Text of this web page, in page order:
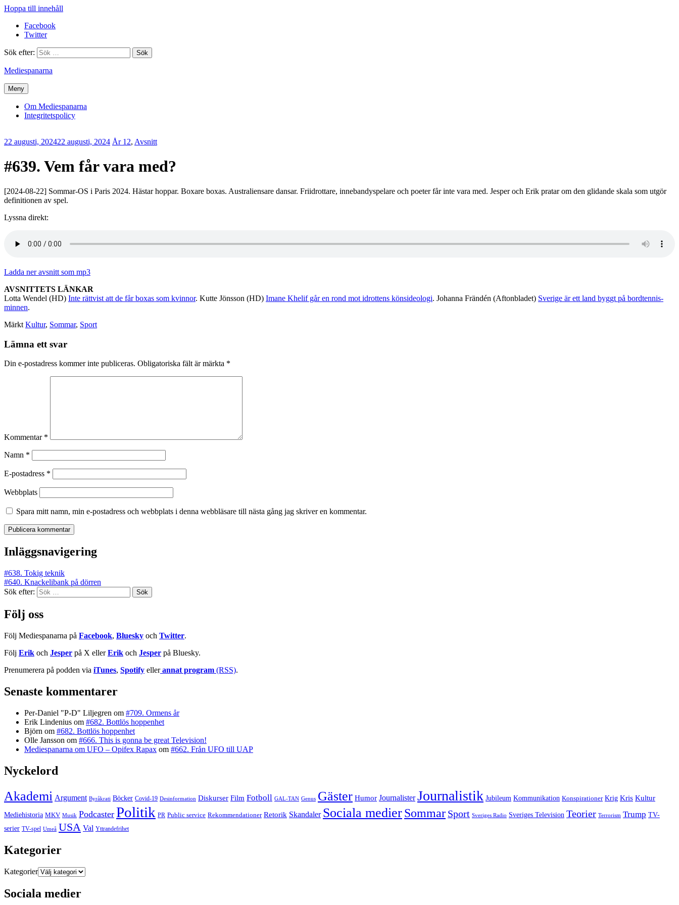
Hoppa till innehåll
Facebook
Twitter
Sök efter:
Mediespanarna
Meny
Om Mediespanarna
Integritetspolicy
22 augusti, 202422 augusti, 2024 Erik
År 12, Avsnitt
#639. Vem får vara med?
[2024-08-22] Sommar-OS i Paris 2024. Hästar hoppar. Boxare boxas. Australiensare dansar. Friidrottare, innebandyspelare och poeter får inte vara med. Jesper och Erik pratar om den glidande skala som utgör
definitionen av spel.
Lyssna direkt:
Ladda ner avsnitt som mp3
AVSNITTETS LÄNKAR
Lotta Wendel (HD) Inte rättvist att de får boxas som kvinnor. Kutte Jönsson (HD) Imane Khelif går en rond mot idrottens könsideologi. Johanna Frändén (Aftonbladet) Sverige är ett land byggt på bordtennis­
minnen.
Märkt Kultur, Sommar, Sport
Lämna ett svar
Din e-postadress kommer inte publiceras. Obligatoriska fält är märkta *
Kommentar *
Namn *
E-postadress *
Webbplats
Spara mitt namn, min e-postadress och webbplats i denna webbläsare till nästa gång jag skriver en kommentar.
Inläggsnavigering
#638. Tokig teknik
#640. Knackelibank på dörren
Sök efter:
Följ oss
Följ Mediespanarna på Facebook, Bluesky och Twitter.
Följ Erik och Jesper på X ellerErik och Jesper på Bluesky.
Prenumerera på podden via iTunes, Spotify eller annat program (RSS).
Senaste kommentarer
Per-Daniel "P-D" Liljegren om #709. Ormens år
Erik Lindenius om #682. Bottlös hoppenhet
Björn om #682. Bottlös hoppenhet
Olle Jansson om #666. This is gonna be great Television!
Mediespanarna om UFO – Opifex Rapax om #662. Från UFO till UAP
Nyckelord
Akademi Argument Byråkrati Böcker Covid-19 Desinformation Diskurser Film Fotboll GAL-TAN Genus Gäster Humor Journalister Journalistik Jubileum Kommunikation Konspirationer Krig Kris Kultur
Mediehistoria MKV Musik Podcaster Politik PR Public service Rekommendationer Retorik Skandaler Sociala medierSommar Sport Sveriges Radio Sveriges Television Teorier Terrorism Trump TV-
serier TV-spel Umeå USA Val Yttrandefrihet
Kategorier
Kategorier
Sociala medier